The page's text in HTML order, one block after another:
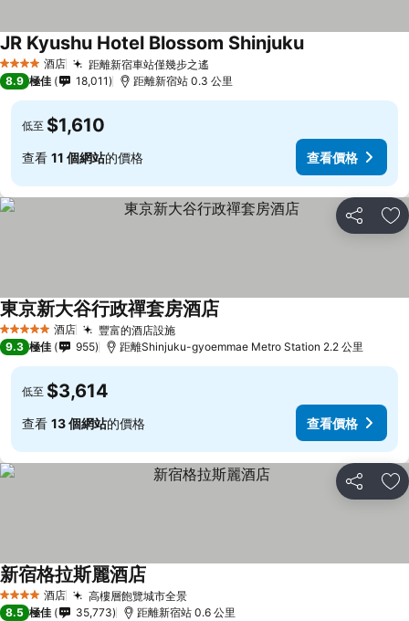
4 星級 酒店 距離新宿車站僅幾步之遙
JR Kyushu Hotel Blossom Shinjuku
8.9 極佳 18,011 距離新宿站 0.3 公里
低至 $1,610
查看 11 個網站的價格 查看價格
分享 放
5 星級 酒店 豐富的酒店設施
東京新大谷行政禪套房酒店
9.3 極佳 955 距離Shinjuku-gyoemmae Metro Station 2.2 公里
低至 $3,614
查看 13 個網站的價格 查看價格
分享 放
4 星級 酒店 高樓層飽覽城市全景
新宿格拉斯麗酒店
8.5 極佳 35,773 距離新宿站 0.6 公里